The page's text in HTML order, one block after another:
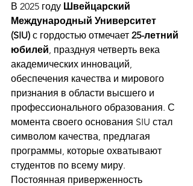
В 2025 году Швейцарский
Международный Университет
(SIU) с гордостью отмечает 25-летний
юбилей, празднуя четверть века
академических инноваций,
обеспечения качества и мирового
признания в области высшего и
профессионального образования. С
момента своего основания SIU стал
символом качества, предлагая
программы, которые охватывают
студентов по всему миру.
Постоянная приверженность